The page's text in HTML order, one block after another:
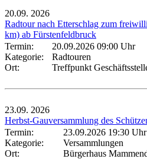
20.09. 2026
Radtour nach Etterschlag zum
km) ab Fürstenfeldbruck
Termin:
20.09.2026 09:00 Uhr
Kategorie:
Radtouren
Ort:
Treffpunkt
23.09. 2026
Herbst-Gauversammlung des
Termin:
23.09.2026 19:30 Uhr
Kategorie:
Versammlungen
Ort:
Bürgerhaus